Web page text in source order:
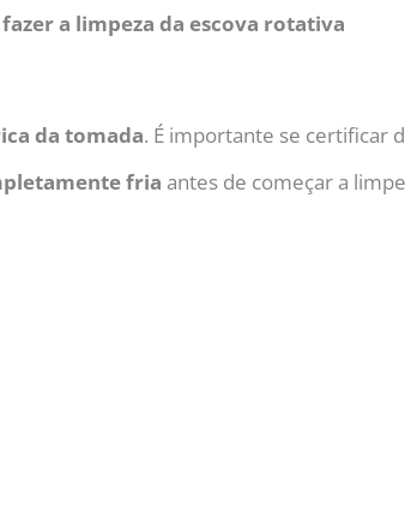
a limpeza da escova rotativa
da tomada. É importante se certificar
fria antes de começar a